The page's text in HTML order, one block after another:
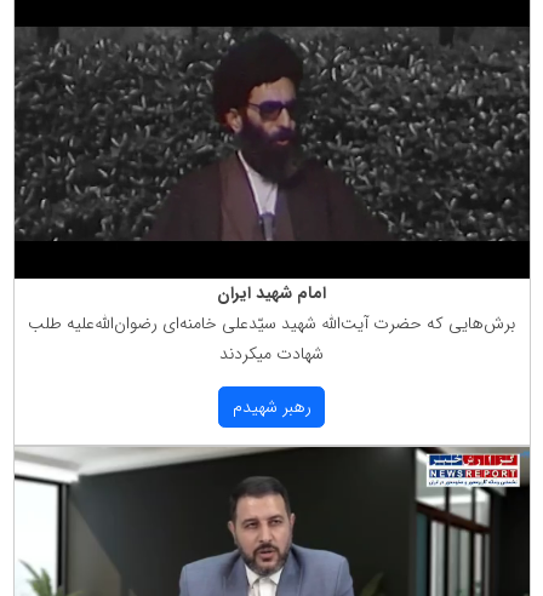
امام شهید ایران
برش‌هایی كه حضرت آیت‌الله شهید سیّدعلی خامنه‌ای رضوان‌الله‌علیه طلب
شهادت میكردند
رهبر شهیدم